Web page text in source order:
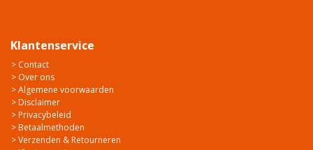
Klantenservice
> Contact
> Over ons
> Algemene voorwaarden
> Disclaimer
> Privacybeleid
> Betaalmethoden
> Verzenden & Retourneren